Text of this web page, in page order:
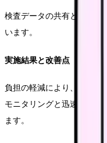
検査データの共有と薬管理
います。
実施結果と改善点
負担の軽減により、患者さ
モニタリングと迅速な指導
ます。